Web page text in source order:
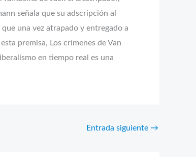
señala que su adscripción al
una vez atrapado y entregado a
premisa, Los crímenes de Van
en tiempo real es una
Entrada siguiente →